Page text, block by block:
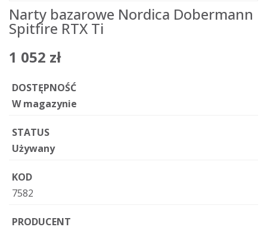
Narty bazarowe Nordica Dobermann
Spitfire RTX Ti
1 052 zł
DOSTĘPNOŚĆ
W magazynie
STATUS
Używany
KOD
7582
PRODUCENT